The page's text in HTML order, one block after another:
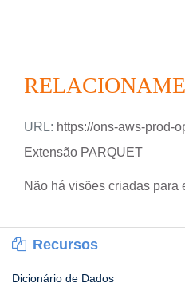
URL: https://ons-aws-prod-opendata.s3.amazonaws.com/
Extensão PARQUET
Não há visões criadas para
Recursos
Dicionário de Dados